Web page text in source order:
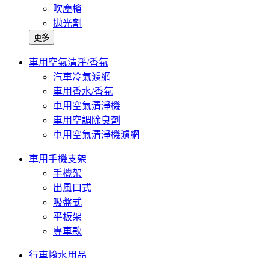
吹塵槍
拋光劑
更多
車用空氣清淨/香氛
汽車冷氣濾網
車用香水/香氛
車用空氣清淨機
車用空調除臭劑
車用空氣清淨機濾網
車用手機支架
手機架
出風口式
吸盤式
平板架
專車款
行車撥水用品